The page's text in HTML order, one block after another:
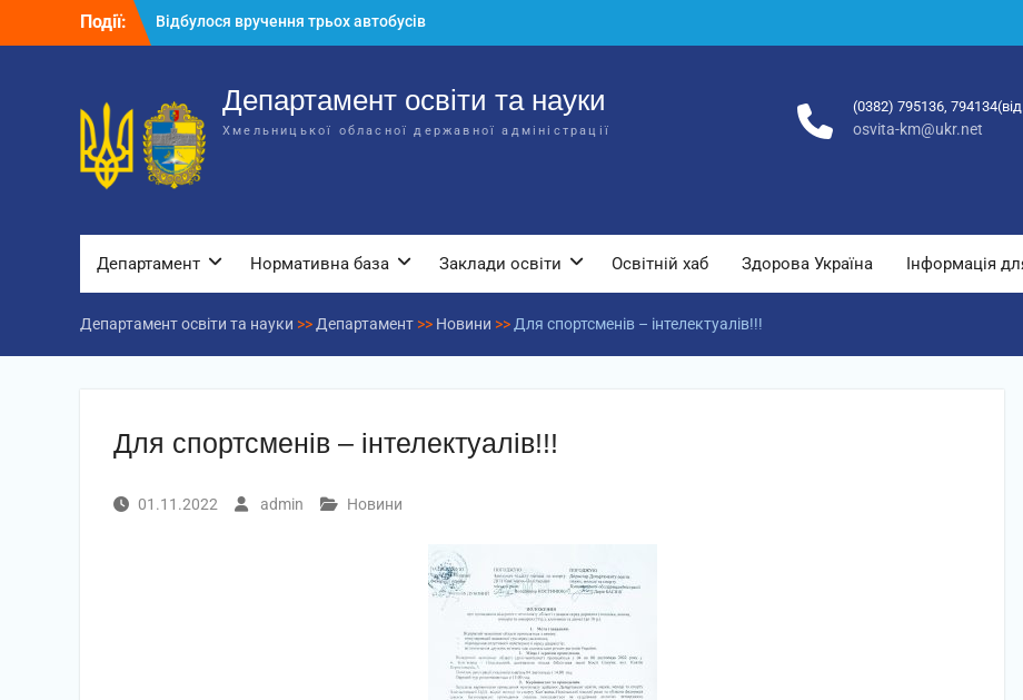
Події:
Відбулося вручення трьох автобусів
для потреб закладів освіти
Департаменту освіти та науки обласної
державної адміністрації
Відбулась обласна нарада для
відповідальних за національно-
патріотичне виховання
Департамент освіти та науки
Хмельницької обласної державної адміністрації
(0382) 795136,
osvita-km@ukr.net
Департамент Нормативна база Заклади освіти Освітній хаб Здорова Україна Інформація
Департамент освіти та науки >> Департамент >> Новини >> Для спортсменів – інтелектуалів!!!
Для спортсменів – інтелектуалів!!!
01.11.2022 admin Новини